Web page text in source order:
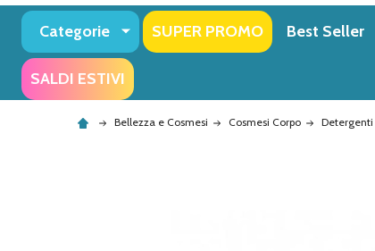
Categorie SUPER PROMO Best Seller
SALDI ESTIVI
Bellezza e Cosmesi Cosmesi Corpo Detergenti